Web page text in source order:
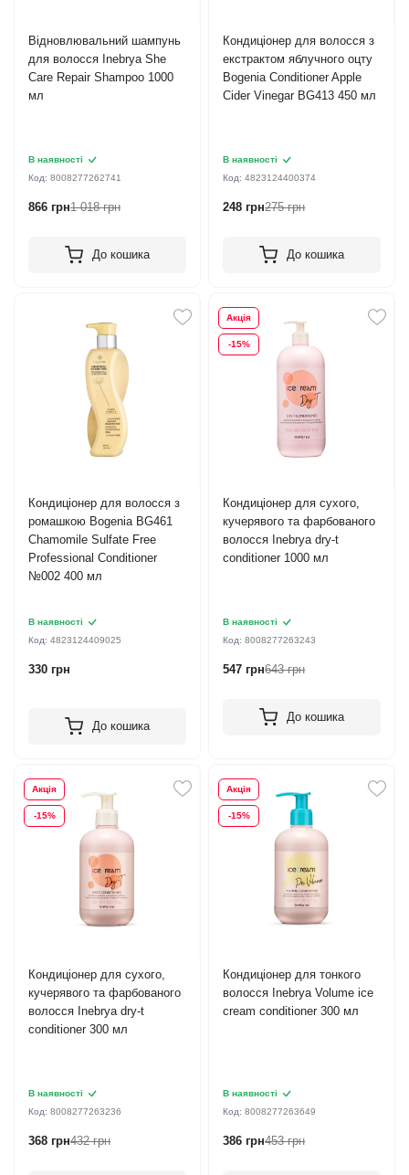
Відновлювальний шампунь
для волосся Inebrya She
Care Repair Shampoo 1000
мл
В наявності
Код: 8008277262741
866 грн1 018 грн
До кошика
Кондиціонер для волосся з
екстрактом яблучного оцту
Bogenia Conditioner Apple
Cider Vinegar BG413 450 мл
В наявності
Код:4823124400374
248 грн275 грн
До кошика
Кондиціонер для волосся з
ромашкою Bogenia BG461
Chamomile Sulfate Free
Professional Conditioner
№002 400 мл
В наявності
Код: 4823124409025
330 грн
До кошика
Акція
-15%
Кондиціонер для сухого,
кучерявого та фарбованого
волосся Inebrya dry-t
conditioner 1000 мл
В наявності
Код:8008277263243
547 грн643 грн
До кошика
Акція
-15%
Кондиціонер для сухого,
кучерявого та фарбованого
волосся Inebrya dry-t
conditioner 300 мл
В наявності
Код: 8008277263236
368 грн432 грн
Акція
-15%
Кондиціонер для тонкого
волосся Inebrya Volume ice
cream conditioner 300 мл
В наявності
Код:8008277263649
386 грн453 грн